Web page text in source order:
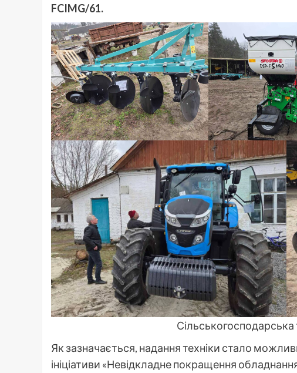
FCIMG/61.
Як зазначається, надання техніки стало
ініціативи «Невідкладне покращення